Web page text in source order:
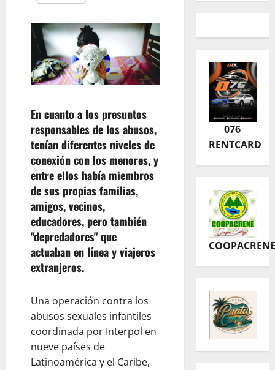
En cuanto a los presuntos
responsables de los abusos,
tenían diferentes niveles de
conexión con los menores, y
entre ellos había miembros
de sus propias familias,
amigos, vecinos,
educadores, pero también
"depredadores" que
actuaban en línea y viajeros
extranjeros.
Una operación contra los
abusos sexuales infantiles
coordinada por Interpol en
nueve países de
Latinoamérica y el Caribe,
076
RENTCARD
COOPACRENE